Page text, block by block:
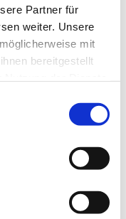
Partner für
weiter. Unsere
mit
bereitgestellt